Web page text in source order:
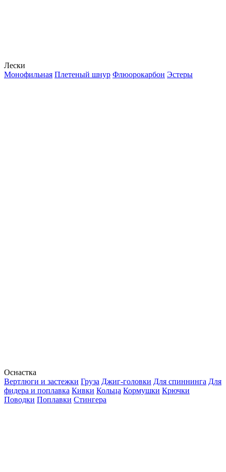
Лески
Монофильная Плетеный шнур Флюорокарбон Эстеры
Оснастка
Вертлюги и застежки Груза Джиг-головки Для спиннинга Для
фидера и поплавка Кивки Кольца Кормушки Крючки
Поводки Поплавки Стингера